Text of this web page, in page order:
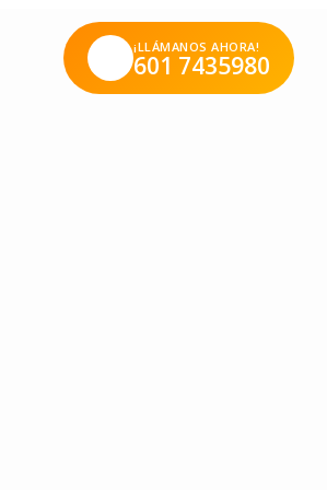
que día a día nos roban el
¡LLÁMANOS AHORA!
601 7435980